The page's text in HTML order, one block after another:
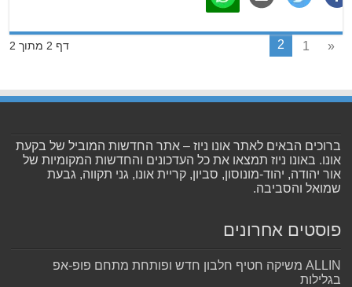
דף 2 מתוך 2 «
1
2
ברוכים הבאים לאתר אונו ניוז – אתר החדשות המוביל של בקעת
אונו. באונו ניוז תמצאו את כל העדכונים והחדשות המקומיות של
אור יהודה, יהוד-מונוסון, סביון, קריית אונו, גני תקווה, גבעת
שמואל והסביבה.
פוסטים אחרונים
ALLIN משיקה חטיף חלבון חדש ופותחת מתחם פופ-אפ
בגלילות